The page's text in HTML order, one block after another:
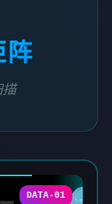
阵
描
DATA-01